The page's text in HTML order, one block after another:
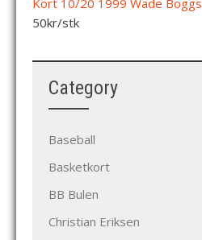
Kort 10/20 1999 Wade Boggs
50kr/stk
Category
Baseball
Basketkort
BB Bulen
Christian Eriksen